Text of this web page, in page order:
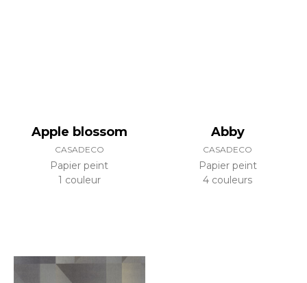
Apple blossom
CASADECO
Papier peint
1 couleur
Abby
CASADECO
Papier peint
4 couleurs